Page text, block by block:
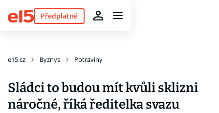
Předplatné
e15.cz Byznys Potraviny
Sládci to budou mít kvůli sklizni
náročné, říká ředitelka svazu